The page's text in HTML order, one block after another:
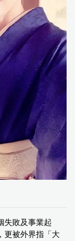
失敗及事業起
更被外界指「大